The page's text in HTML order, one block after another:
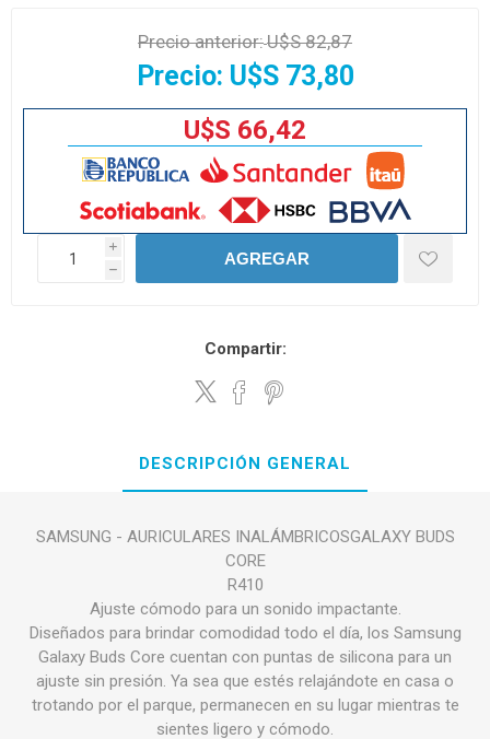
Precio anterior:U$S 82,87
Precio: U$S 73,80
U$S 66,42
i
h
AGREGAR
Compartir:
DESCRIPCIÓN GENERAL
SAMSUNG - AURICULARES INALÁMBRICOSGALAXY BUDS
CORE
R410
Ajuste cómodo para un sonido impactante.
Diseñados para brindar comodidad todo el día, los Samsung
Galaxy Buds Core cuentan con puntas de silicona para un
ajuste sin presión. Ya sea que estés relajándote en casa o
trotando por el parque, permanecen en su lugar mientras te
sientes ligero y cómodo.